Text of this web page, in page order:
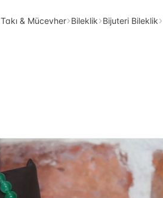
Takı & Mücevher Bileklik Bijuteri Bileklik